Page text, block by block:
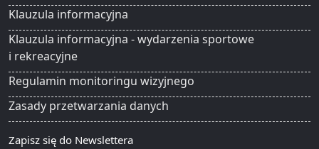
Klauzula informacyjna
Klauzula informacyjna - wydarzenia sportowe
i rekreacyjne
Regulamin monitoringu wizyjnego
Zasady przetwarzania danych
Zapisz się do Newslettera